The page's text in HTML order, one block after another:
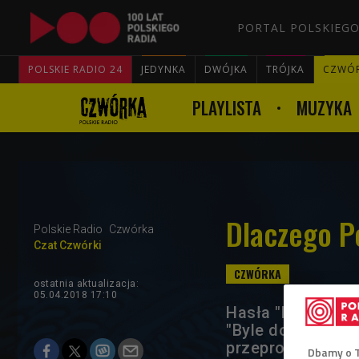
PORTAL
POLSKIE RADIO 24 JEDYNKA DWÓJKA TRÓJKA
PLAYLISTA MUZYKA
Polskie Radio
Czwórka
Czat Czwórki
Dlaczego
ostatnia aktualizacja:
05.04.2018 17:10
Hasła "Nie lubię
"Byle do
Dbamy o